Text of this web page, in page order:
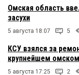
Омская область
засухи
5 августа 18:07 5
КСУ взялся за
крупнейшем
5 августа 17:25 2